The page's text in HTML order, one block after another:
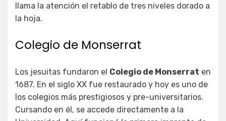
llama la atención el retablo de tres niveles dorado a
la hoja.
Colegio de Monserrat
Los jesuitas fundaron el Colegio de Monserrat en
1687. En el siglo XX fue restaurado y hoy es uno de
los colegios más prestigiosos y pre-universitarios.
Cursando en él, se accede directamente a la